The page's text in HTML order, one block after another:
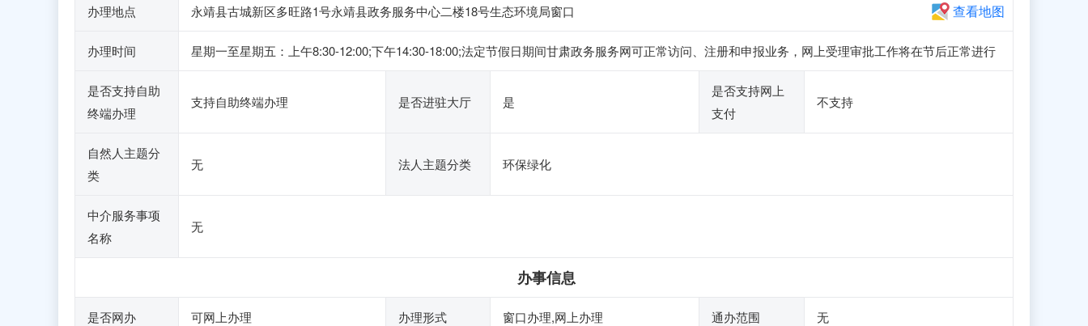
办理地点 永靖县古城新区多旺路1号永靖县政务服务中心二楼18号生态环境局窗口 查看地图
办理时间 星期一至星期五：上午8:30-12:00;下午14:30-18:00;法定节假日期间甘肃政务服务网可正常访问、注册和申报业务，网上受理审批工作将在节后正常进行
是否支持自助
终端办理
支持自助终端办理 是否进驻大厅 是
是否支持网上
支付
不支持
自然人主题分
类
无 法人主题分类 环保绿化
中介服务事项
名称
无
办事信息
是否网办 可网上办理 办理形式 窗口办理,网上办理 通办范围 无